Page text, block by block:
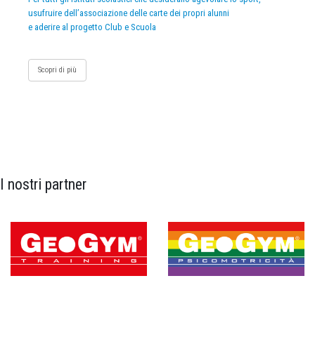
usufruire dell’associazione delle carte dei propri alunni
e aderire al progetto Club e Scuola
Scopri di più
I nostri partner